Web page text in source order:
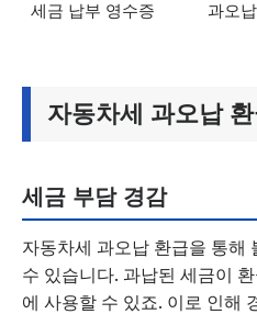
세금 납부 영수증 과오
자동차세 과오납
세금 부담 경감
자동차세 과오납 환급을 통해
수 있습니다. 과납된 세금이
에 사용할 수 있죠. 이로 인해